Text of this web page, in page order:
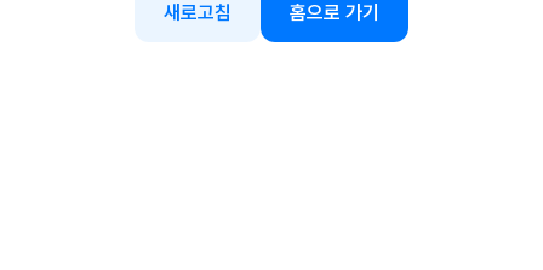
새로고침 홈으로 가기